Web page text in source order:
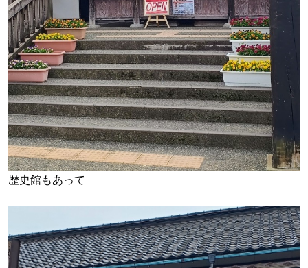
歴史館もあって